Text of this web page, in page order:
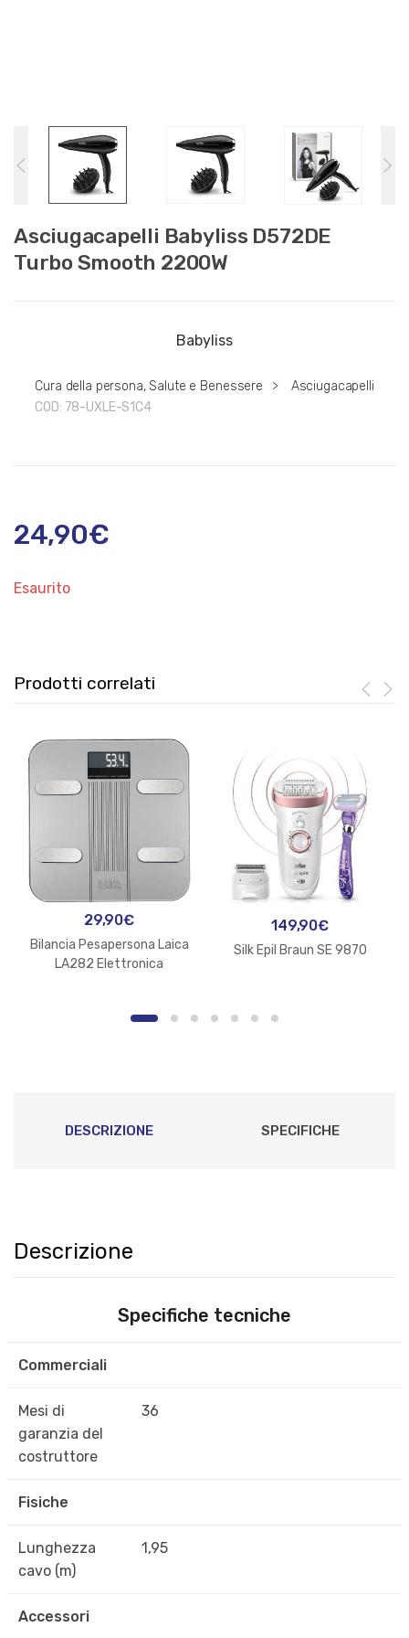
Asciugacapelli Babyliss D572DE
Turbo Smooth 2200W
Babyliss
Cura della persona, Salute e Benessere >
Asciugacapelli
COD: 78-UXLE-S1C4
24,90€
Esaurito
Prodotti correlati
29,90€
Bilancia Pesapersona Laica
LA282 Elettronica
149,90€
Silk Epil Braun SE 9870
DESCRIZIONE SPECIFICHE
Descrizione
Specifiche tecniche
Commerciali
Mesi di
garanzia del
costruttore
36
Fisiche
Lunghezza
cavo (m)
1,95
Accessori